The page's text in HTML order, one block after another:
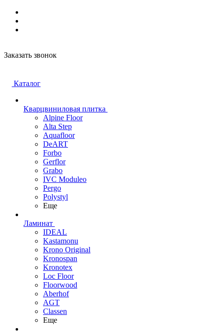
Заказать звонок
Каталог
Кварцвиниловая плитка
Alpine Floor
Alta Step
Aquafloor
DeART
Forbo
Gerflor
Grabo
IVC Moduleo
Pergo
Polystyl
Еще
Ламинат
IDEAL
Kastamonu
Krono Original
Kronospan
Kronotex
Loc Floor
Floorwood
Aberhof
AGT
Classen
Еще